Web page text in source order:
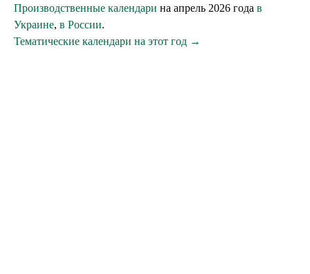
Производственные календари на апрель 2026 года в
Украине, в России.
Тематические календари на этот год →